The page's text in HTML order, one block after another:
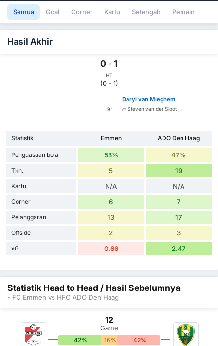
Semua Goal Corner Kartu Setengah Pemain
Hasil Akhir
0 - 1
HT
(0 - 1)
9'
Daryl van Mieghem
Steven van der Sloot
Statistik Emmen ADO Den Haag
Penguasaan bola 53% 47%
Tkn. 5 19
Kartu N/A N/A
Corner 6 7
Pelanggaran 13 17
Offside 2 3
xG 0.66 2.47
Statistik Head to Head / Hasil Sebelumnya
- FC Emmen vs HFC ADO Den Haag
12
Game
42% 16% 42%